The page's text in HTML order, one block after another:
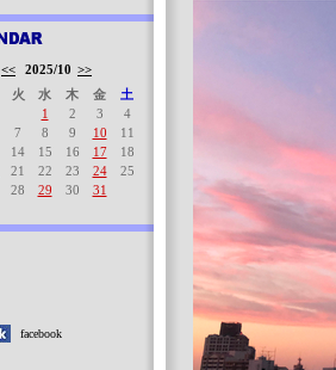
<< 2025/10 >>
火 水 木 金
土
1
2 3
4
7 8 9 10
11
14 15 16 17
18
21 22 23 24
25
28 29 30 31
facebook